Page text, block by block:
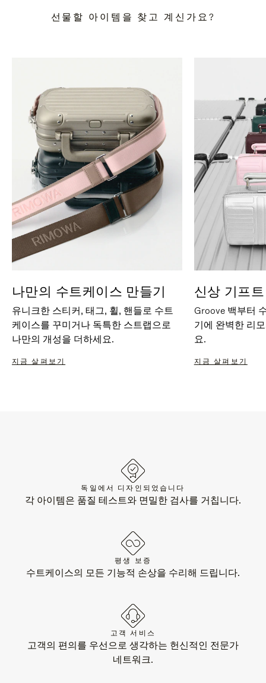
선물할 아이템을 찾고 계신가요?
나만의 수트케이스 만들기
유니크한 스티커, 태그, 휠, 핸들로 수트
케이스를 꾸미거나 독특한 스트랩으로
나만의 개성을 더하세요.
지금 살펴보기
신상 기프
Groove 백부터
기에 완벽한 리
요.
지금 살펴보기
독일에서 디자인되었습니다
각 아이템은 품질 테스트와 면밀한 검사를 거칩니다.
평생 보증
수트케이스의 모든 기능적 손상을 수리해 드립니다.
고객 서비스
고객의 편의를 우선으로 생각하는 헌신적인 전문가
네트워크.